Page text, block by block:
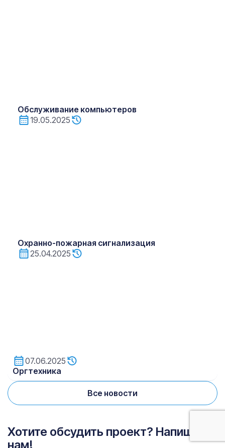
Обслуживание компьютеров
19.05.2025
Охранно-пожарная сигнализация
25.04.2025
07.06.2025
Oргтехника
Все новости
Хотите обсудить проект? Напишите
нам!